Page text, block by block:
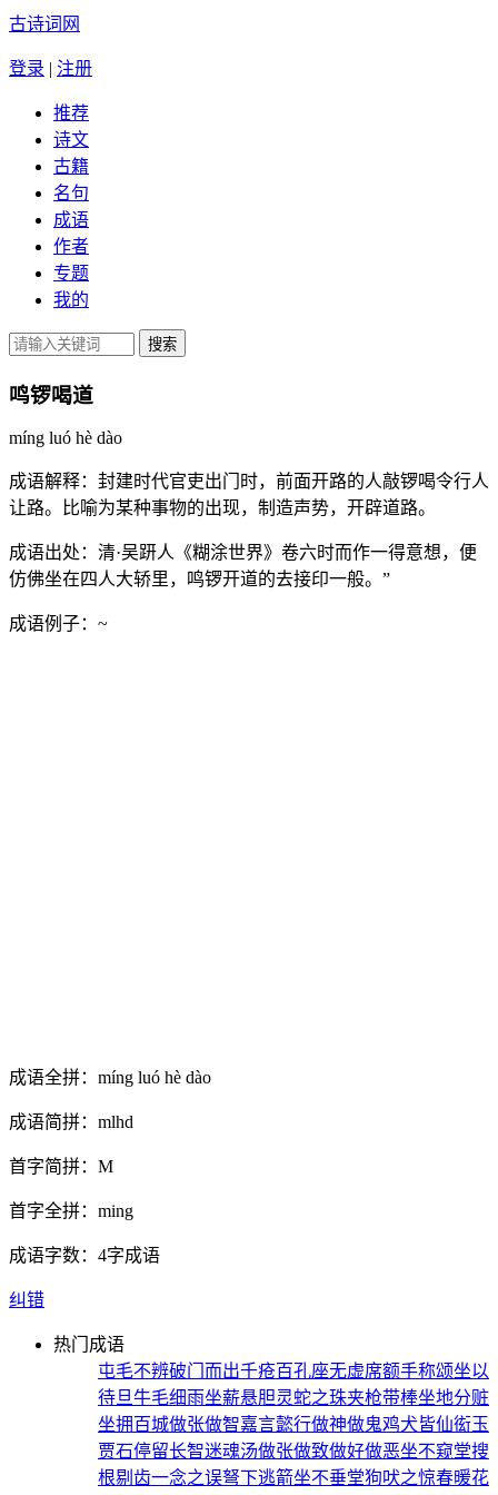
古诗词网
登录 | 注册
推荐
诗文
古籍
名句
成语
作者
专题
我的
鸣锣喝道
míng luó hè dào
成语解释： 封建时代官吏出门时，前面开路的人敲锣喝令行人
让路。比喻为某种事物的出现，制造声势，开辟道路。
成语出处： 清·吴趼人《糊涂世界》卷六时而作一得意想，便
仿佛坐在四人大轿里，鸣锣开道的去接印一般。”
成语例子： ~
成语全拼： míng luó hè dào
成语简拼： mlhd
首字简拼： M
首字全拼： ming
成语字数： 4字成语
纠错
热门成语
屯毛不辨破门而出千疮百孔座无虚席额手称颂坐以
待旦牛毛细雨坐薪悬胆灵蛇之珠夹枪带棒坐地分赃
坐拥百城做张做智嘉言懿行做神做鬼鸡犬皆仙衒玉
贾石停留长智迷魂汤做张做致做好做恶坐不窥堂搜
根剔齿一念之误弩下逃箭坐不垂堂狗吠之惊春暖花